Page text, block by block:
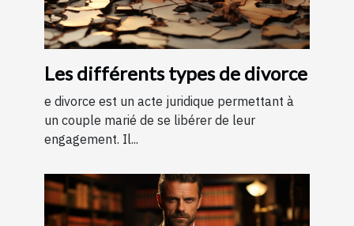
Les différents types de divorce
e divorce est un acte juridique permettant à
un couple marié de se libérer de leur
engagement. Il...